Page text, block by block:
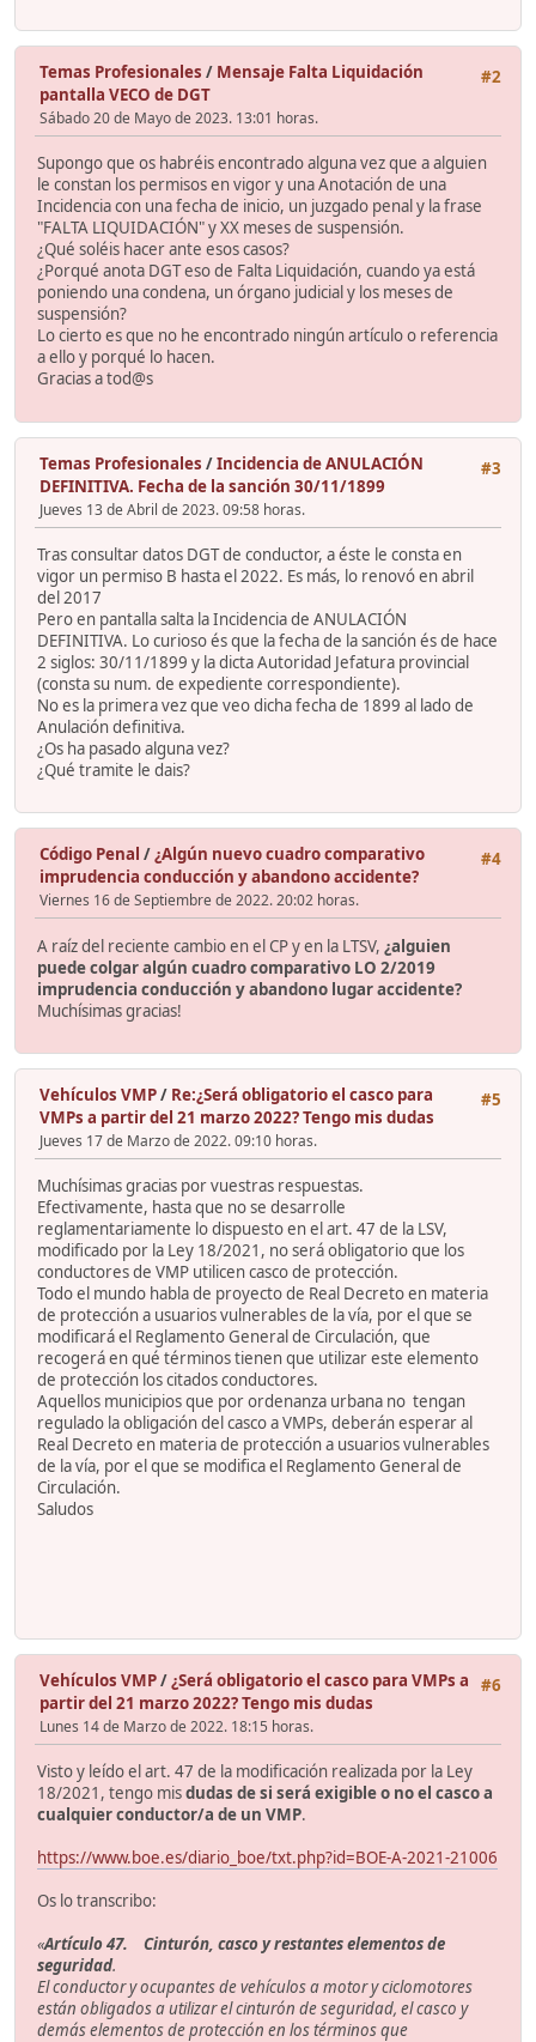
#2
Temas Profesionales / Mensaje Falta Liquidación
pantalla VECO de DGT
Sábado 20 de Mayo de 2023. 13:01 horas.
Supongo que os habréis encontrado alguna vez que a alguien
le constan los permisos en vigor y una Anotación de una
Incidencia con una fecha de inicio, un juzgado penal y la frase
"FALTA LIQUIDACIÓN" y XX meses de suspensión.
¿Qué soléis hacer ante esos casos?
¿Porqué anota DGT eso de Falta Liquidación, cuando ya está
poniendo una condena, un órgano judicial y los meses de
suspensión?
Lo cierto es que no he encontrado ningún artículo o referencia
a ello y porqué lo hacen.
Gracias a tod@s
#3
Temas Profesionales /Incidencia de ANULACIÓN
DEFINITIVA. Fecha de la sanción 30/11/1899
Jueves 13 de Abril de 2023. 09:58 horas.
Tras consultar datos DGT de conductor, a éste le consta en
vigor un permiso B hasta el 2022. Es más, lo renovó en abril
del 2017
Pero en pantalla salta la Incidencia de ANULACIÓN
DEFINITIVA. Lo curioso és que la fecha de la sanción és de hace
2 siglos: 30/11/1899 y la dicta Autoridad Jefatura provincial
(consta su num. de expediente correspondiente).
No es la primera vez que veo dicha fecha de 1899 al lado de
Anulación definitiva.
¿Os ha pasado alguna vez?
¿Qué tramite le dais?
#4
Código Penal /¿Algún nuevo cuadro comparativo
imprudencia conducción y abandono accidente?
Viernes 16 de Septiembre de 2022. 20:02 horas.
A raíz del reciente cambio en el CP y en la LTSV, ¿alguien
puede colgar algún cuadro comparativo LO 2/2019
imprudencia conducción y abandono lugar accidente?
Muchísimas gracias!
#5
Vehículos VMP/ Re:¿Será obligatorio el casco para
VMPs a partir del 21 marzo 2022? Tengo mis dudas
Jueves 17 de Marzo de 2022. 09:10 horas.
Muchísimas gracias por vuestras respuestas.
Efectivamente, hasta que no se desarrolle
reglamentariamente lo dispuesto en el art. 47 de la LSV,
modificado por la Ley 18/2021, no será obligatorio que los
conductores de VMP utilicen casco de protección.
Todo el mundo habla de proyecto de Real Decreto en materia
de protección a usuarios vulnerables de la vía, por el que se
modificará el Reglamento General de Circulación, que
recogerá en qué términos tienen que utilizar este elemento
de protección los citados conductores.
Aquellos municipios que por ordenanza urbana no tengan
regulado la obligación del casco a VMPs, deberán esperar al
Real Decreto en materia de protección a usuarios vulnerables
de la vía, por el que se modifica el Reglamento General de
Circulación.
Saludos
#6
Vehículos VMP/ ¿Será obligatorio el casco para VMPs a
partir del 21 marzo 2022? Tengo mis dudas
Lunes 14 de Marzo de 2022. 18:15 horas.
Visto y leído el art. 47 de la modificación realizada por la Ley
18/2021, tengo misdudas de si será exigible o no el casco a
cualquier conductor/a de un VMP.
https://www.boe.es/diario_boe/txt.php?id=BOE-A-2021-21006
Os lo transcribo:
«Artículo 47. Cinturón, casco y restantes elementos de
seguridad.
El conductor y ocupantes de vehículos a motor y ciclomotores
están obligados a utilizar el cinturón de seguridad, el casco y
demás elementos de protección en los términos que